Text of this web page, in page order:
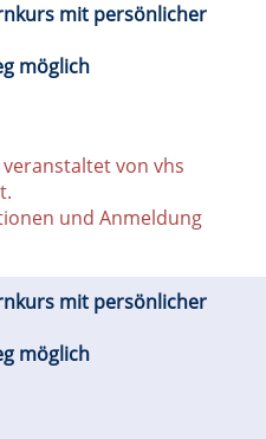
mit persönlicher
möglich
von vhs
und Anmeldung
mit persönlicher
möglich